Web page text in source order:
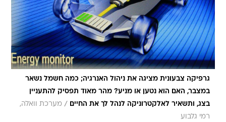
גרפיקה צבעונית מציגה את ניהול האנרגיה; כמה חשמל נשאר
במצבר, האם הוא נטען או מניע? מהר מאוד תפסיק להתעניין
בצג, ותשאיר לאלקטרוניקה לנהל לך את החיים
/ מערכת וואלה,
רמי גלבוע